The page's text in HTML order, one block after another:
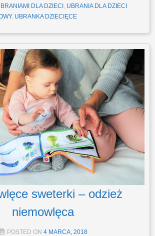
DLA DZIECI , UBRANIA DLA DZIECI
, UBRANKA DZIECIĘCE
sweterki – odzież
niemowlęca
POSTED ON 4 MARCA, 2018